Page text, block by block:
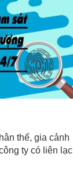
thế, gia cảnh
ty có liên lạc